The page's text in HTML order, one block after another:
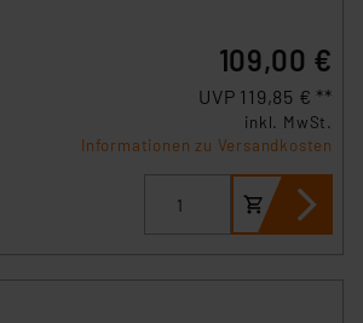
109,00 €
UVP 119,85 € **
inkl. MwSt.
Informationen zu Versandkosten